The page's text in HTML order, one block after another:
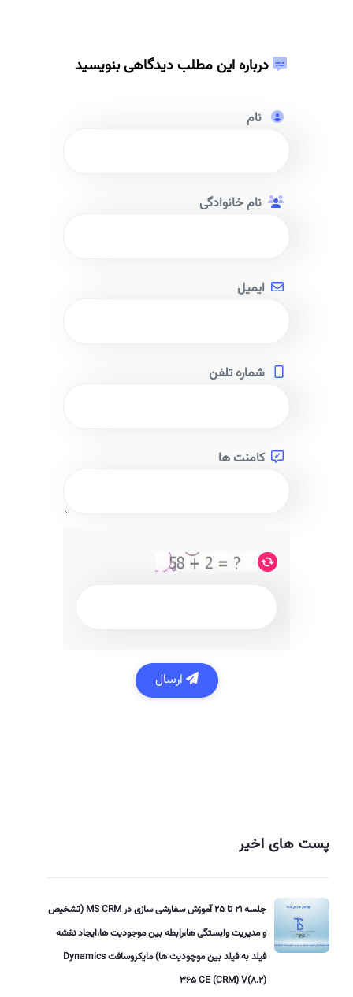
درباره این مطلب دیدگاهی بنویسید
نام
نام خانوادگی
ایمیل
شماره تلفن
کامنت ها
پست های اخیر
جلسه 21 تا 25 آموزش سفارشی سازی در MS CRM (تشخیص
و مدیریت وابستگی ها،رابطه بین موجودیت ها،ایجاد نقشه
فیلد به فیلد بین موچودیت ها) مایکروسافت Dynamics
365 CE (CRM) V(8.2)